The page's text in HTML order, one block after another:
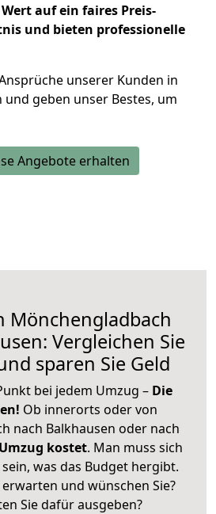
auf ein faires Preis-
und bieten professionelle
unserer Kunden in
geben unser Bestes, um
Angebote erhalten
Mönchengladbach
Vergleichen Sie
sparen Sie Geld
bei jedem Umzug – Die
Ob innerorts oder von
nach Balkhausen oder nach
kostet. Man muss sich
was das Budget hergibt.
und wünschen Sie?
Sie dafür ausgeben?